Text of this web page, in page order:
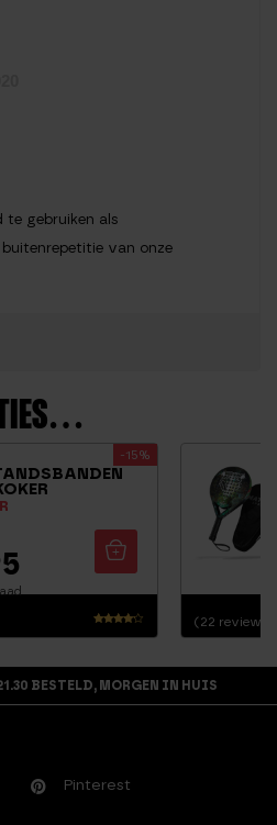
te gebruiken als
van onze
-15%
Waarderi
4.00
uit 5
(22 reviews)
BESTELD, MORGEN IN HUIS
Pinterest